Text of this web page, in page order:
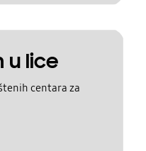
u lice
centara za